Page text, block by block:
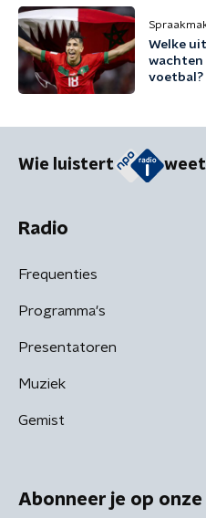
Welke
wachten
voetbal?
Wie luistert
Radio
Frequenties
Programma's
Presentatoren
Muziek
Gemist
Abonneer je op